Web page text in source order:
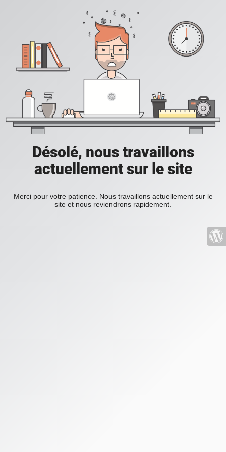
Désolé, nous travaillons
actuellement sur le site
Merci pour votre patience. Nous travaillons actuellement sur le
site et nous reviendrons rapidement.